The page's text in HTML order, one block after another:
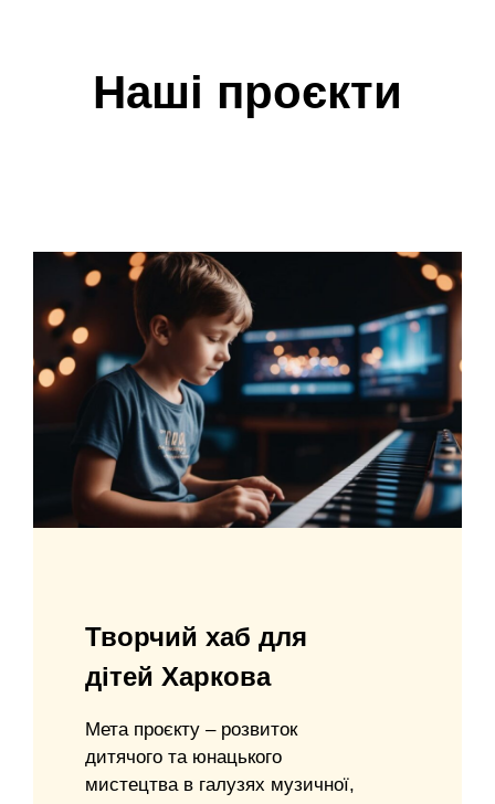
Наші проєкти
Творчий хаб для
дітей Харкова
Мета проєкту – розвиток
дитячого та юнацького
мистецтва в галузях музичної,